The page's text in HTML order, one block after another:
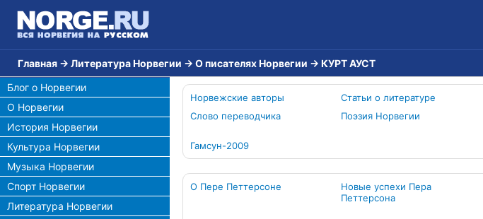
Главная → Литература Норвегии → О писателях Норвегии → КУРТ АУСТ
Блог о Норвегии
О Норвегии
История Норвегии
Культура Норвегии
Музыка Норвегии
Спорт Норвегии
Литература Норвегии
Норвежские авторы Статьи о литературе
Слово переводчика
Поэзия Норвегии
Гамсун-2009
О Пере Петтерсоне
Новые успехи Пера
Петтерсона